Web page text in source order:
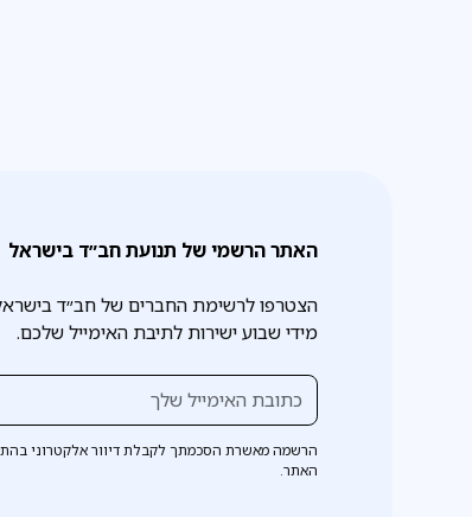
האתר הרשמי של תנועת חב״ד בישראל
הצטרפו לרשימת החברים של חב״ד
מידי שבוע ישירות לתיבת האימייל שלכם.
הרשמה מאשרת הסכמתך לקבלת דיוור אלקטרוני
האתר.